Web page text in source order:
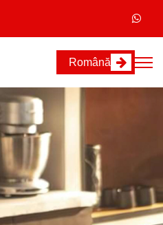
Română